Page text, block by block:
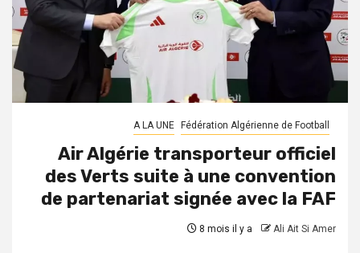
A LA UNE Fédération Algérienne de Football
Air Algérie transporteur officiel
des Verts suite à une convention
de partenariat signée avec la FAF
8 mois il y a Ali Ait Si Amer